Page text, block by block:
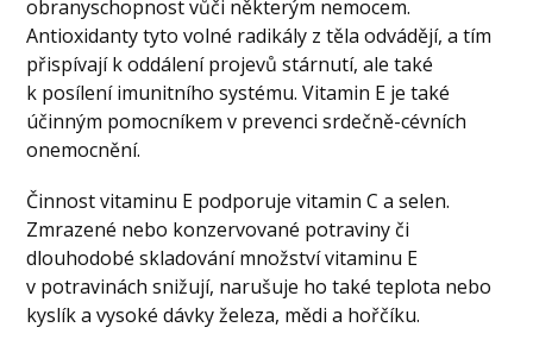
obranyschopnost vůči některým nemocem.
Antioxidanty tyto volné radikály z těla odvádějí, a tím
přispívají k oddálení projevů stárnutí, ale také
k posílení imunitního systému. Vitamin E je také
účinným pomocníkem v prevenci srdečně-cévních
onemocnění.
Činnost vitaminu E podporuje vitamin C a selen.
Zmrazené nebo konzervované potraviny či
dlouhodobé skladování množství vitaminu E
v potravinách snižují, narušuje ho také teplota nebo
kyslík a vysoké dávky železa, mědi a hořčíku.